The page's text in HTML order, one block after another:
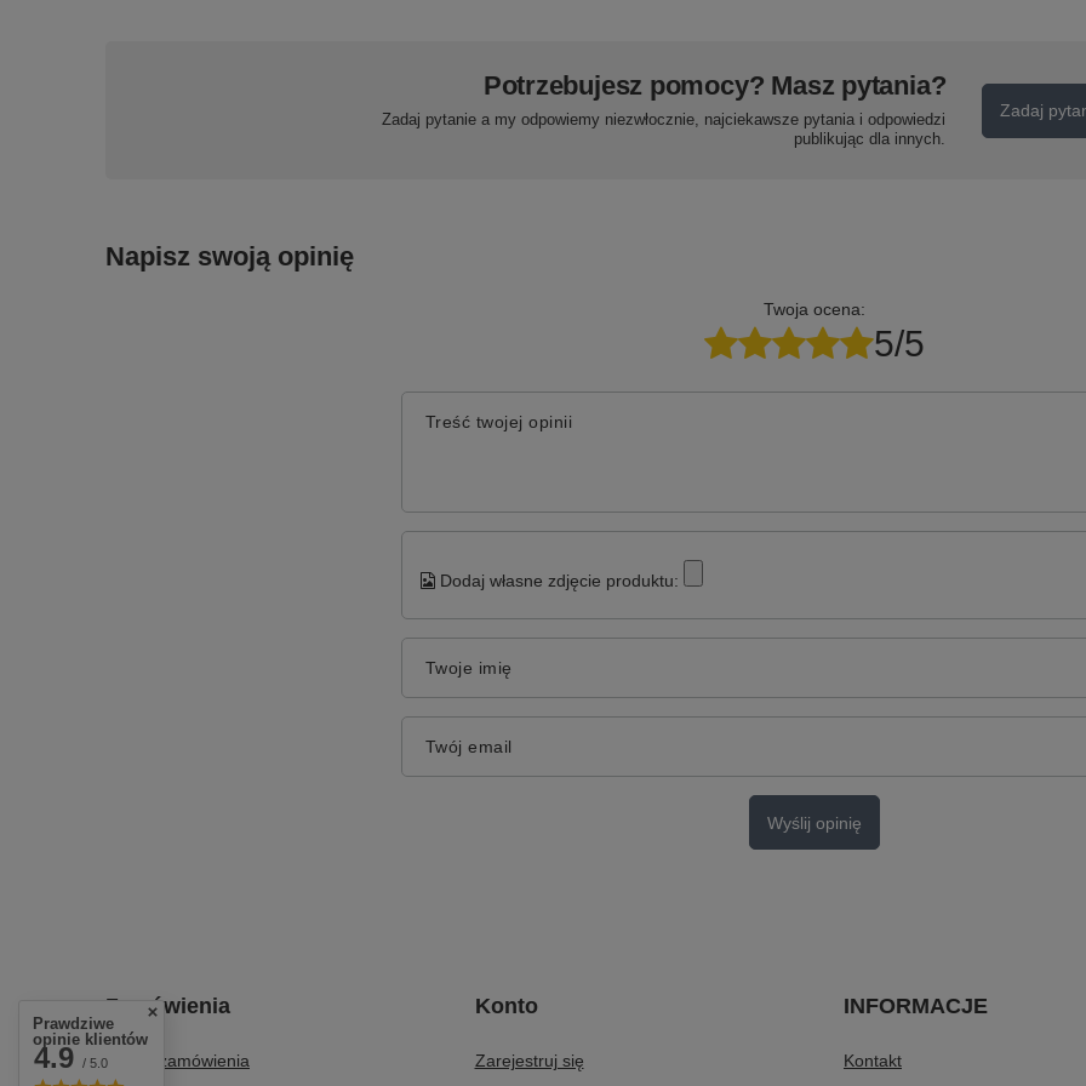
Potrzebujesz pomocy? Masz pytania?
Zadaj pytanie a my odpowiemy niezwłocznie, najciekawsze pytania i odpowiedzi
publikując dla innych.
Zadaj
Napisz swoją opinię
Twoja ocena:
5/5
Treść twojej opinii
Dodaj własne zdjęcie produktu:
Twoje imię
Twój email
Wyślij opinię
Zamówienia
Status zamówienia
Konto
Zarejestruj się
INFORMACJE
Kontakt
Prawdziwe
opinie klientów
4.9 / 5.0